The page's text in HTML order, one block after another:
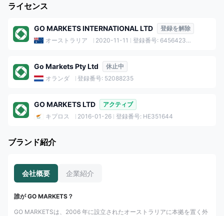
ライセンス
GO MARKETS INTERNATIONAL LTD
登録を解除
オーストラリア
2020-11-11 登録番号: 645642333
Go Markets Pty Ltd
休止中
オランダ
登録番号: 52088235
GO MARKETS LTD
アクティブ
キプロス
2016-01-26 登録番号: HE351644
ブランド紹介
会社概要 企業紹介
誰が GO MARKETS？
GO MARKETSは、2006 年に設立されたオーストラリアに本拠を置く外